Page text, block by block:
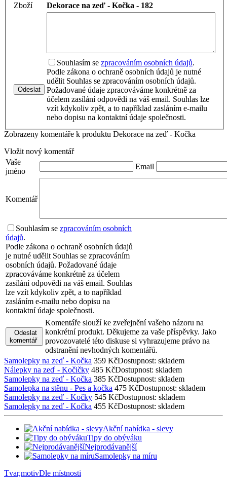
Zboží Dekorace na zeď - Kočka - 182
Odeslat
Souhlasím se zpracováním osobních údajů.
Podle zákona o ochraně osobních údajů je nutné
udělit Souhlas se zpracováním osobních údajů.
Požadované údaje zpracováváme konkrétně za
účelem zasílání odpovědi na váš email. Souhlas lze
vzít kdykoliv zpět, a to například zasláním e-mailu
nebo dopisu na kontaktní údaje společnosti.
Zobrazeny komentáře k produktu Dekorace na zeď - Kočka
Vložit nový komentář
Vaše
jméno
Email
Komentář
Souhlasím se zpracováním osobních
údajů.
Podle zákona o ochraně osobních údajů
je nutné udělit Souhlas se zpracováním
osobních údajů. Požadované údaje
zpracováváme konkrétně za účelem
zasílání odpovědi na váš email. Souhlas
lze vzít kdykoliv zpět, a to například
zasláním e-mailu nebo dopisu na
kontaktní údaje společnosti.
Odeslat
komentář
Komentáře slouží ke zveřejnění vašeho názoru na
konkrétní produkt. Děkujeme za vaše příspěvky. Jako
provozovatelé této diskuse si vyhrazujeme právo na
odstranění nevhodných komentářů.
Samolepky na zeď - Kočka 359 KčDostupnost: skladem
Nálepky na zeď - Kočičky 485 KčDostupnost: skladem
Samolepky na zeď - Kočka 385 KčDostupnost: skladem
Samolepka na stěnu - Pes a kočka 475 KčDostupnost: skladem
Samolepky na zeď - Kočky 545 KčDostupnost: skladem
Samolepky na zeď - Kočka 455 KčDostupnost: skladem
Akční nabídka - slevy
Tipy do obýváku
Nejprodávanější
Samolepky na míru
Tvar,motivDle místnosti